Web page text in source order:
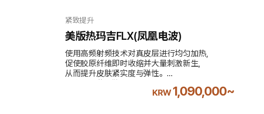
紧致提升
美版热玛吉FLX(凤凰电波)
使用高频射频技术对真皮层进行均匀加热，
促使胶原纤维即时收缩并大量刺激新生，
从而提升皮肤紧实度与弹性。
KRW 1,090,000~